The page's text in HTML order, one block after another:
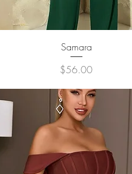
クイックビュー
Samara
価格
$56.00